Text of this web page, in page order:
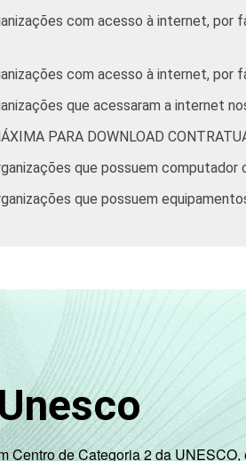
com acesso à internet, por
com acesso à internet, por
que acessaram a internet
PARA DOWNLOAD
que possuem
que possuem
Centro de Categoria 2 da UNESCO,